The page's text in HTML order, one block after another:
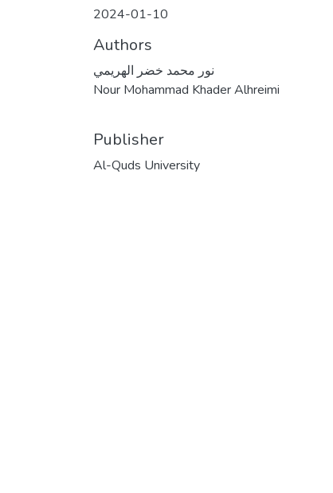
2024-01-10
Authors
نور محمد خضر الهريمي
Nour Mohammad Khader Alhreimi
Publisher
Al-Quds University